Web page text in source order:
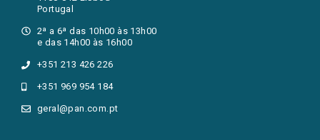
Portugal
2ª a 6ª das 10h00 às 13h00
e das 14h00 às 16h00
+351 213 426 226
+351 969 954 184
geral@pan.com.pt